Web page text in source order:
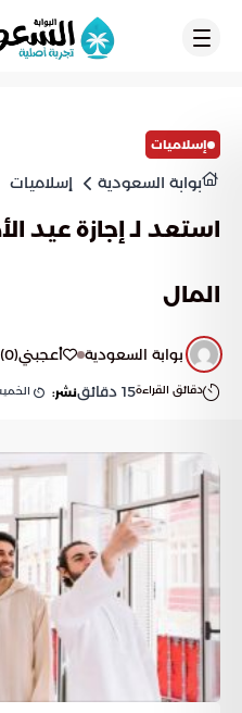
إسلاميات
بوابة السعودية إسلاميات
استعد لـ إجازة عيد
المال
بوابة السعودية أعجبني(
0
)
دقائق القراءة15 دقائقنشر: الخميس, 04